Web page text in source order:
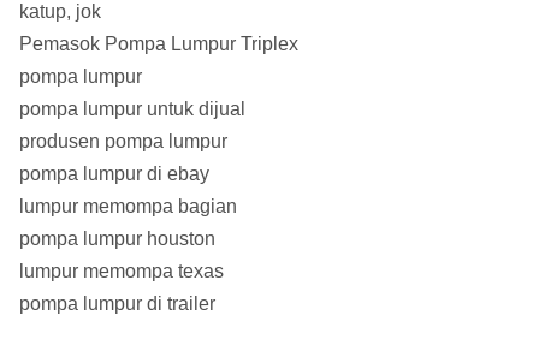
katup, jok
Pemasok Pompa Lumpur Triplex
pompa lumpur
pompa lumpur untuk dijual
produsen pompa lumpur
pompa lumpur di ebay
lumpur memompa bagian
pompa lumpur houston
lumpur memompa texas
pompa lumpur di trailer